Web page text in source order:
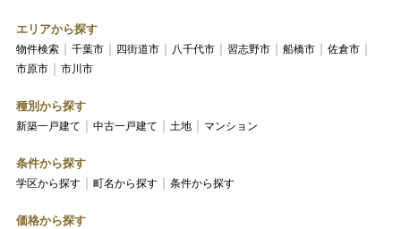
エリアから探す
物件検索 千葉市 四街道市 八千代市 習志野市 船橋市
佐倉市
市原市
市川市
種別から探す
新築一戸建て 中古一戸建て 土地 マンション
条件から探す
学区から探す 町名から探す 条件から探す
価格から探す